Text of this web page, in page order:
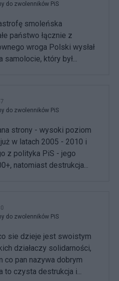
do zwolenników PiS
smoleńska
państwo łącznie z
wroga Polski wysłał
samolocie, który był...
do zwolenników PiS
strony - wysoki poziom
w latach 2005 - 2010 i
z polityka PiS - jego
natomiast destrukcja...
do zwolenników PiS
sie dzieje jest swoistym
działaczy solidarności,
co pan nazywa dobrym
to czysta destrukcja i...